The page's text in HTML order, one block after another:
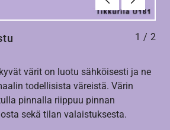
1 / 2
värit on luotu sähköisesti ja ne
todellisista väreistä. Värin
pinnalla riippuu pinnan
sekä tilan valaistuksesta.